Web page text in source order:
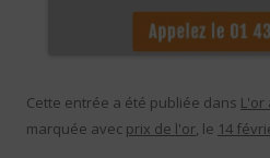
Cette entrée a été publiée dans L'or
marquée avec prix de l'or, le 14